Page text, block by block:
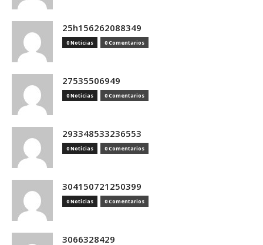
25h156262088349
0 Noticias 0 Comentarios
27535506949
0 Noticias 0 Comentarios
293348533236553
0 Noticias 0 Comentarios
304150721250399
0 Noticias 0 Comentarios
3066328429